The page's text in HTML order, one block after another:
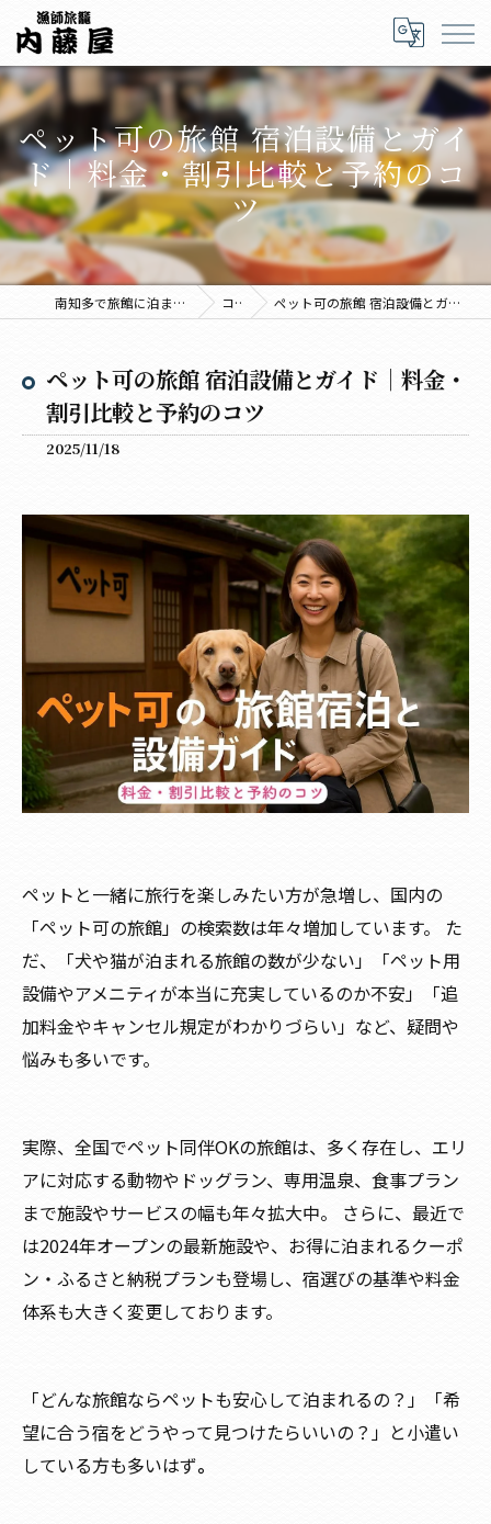
ペット可の旅館 宿泊設備とガイ
ド｜料金・割引比較と予約のコ
ツ
南知多で旅館に泊まるなら海鮮料理の内藤屋 コラム ペット可の旅館 宿泊設備とガイド｜料金・割引比較と予約のコツ
ペット可の旅館 宿泊設備とガイド｜料金・
割引比較と予約のコツ
2025/11/18
ペットと一緒に旅行を楽しみたい方が急増し、国内の
「ペット可の旅館」の検索数は年々増加しています。 た
だ、「犬や猫が泊まれる旅館の数が少ない」「ペット用
設備やアメニティが本当に充実しているのか不安」「追
加料金やキャンセル規定がわかりづらい」など、疑問や
悩みも多いです。
実際、全国でペット同伴OKの旅館は、多く存在し、エリ
アに対応する動物やドッグラン、専用温泉、食事プラン
まで施設やサービスの幅も年々拡大中。 さらに、最近で
は2024年オープンの最新施設や、お得に泊まれるクーポ
ン・ふるさと納税プランも登場し、宿選びの基準や料金
体系も大きく変更しております。
「どんな旅館ならペットも安心して泊まれるの？」「希
望に合う宿をどうやって見つけたらいいの？」と小遣い
している方も多いはず。